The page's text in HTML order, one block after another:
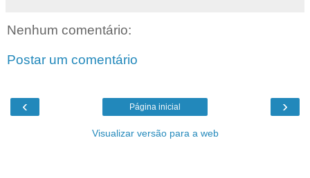
Nenhum comentário:
Postar um comentário
‹ ›
Página inicial
Visualizar versão para a web